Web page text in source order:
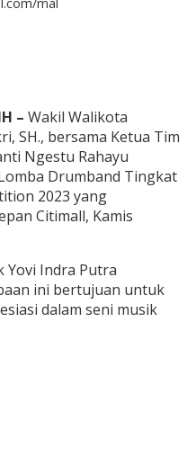
– Wakil Walikota
SH., bersama Ketua Tim
Ngestu Rahayu
Drumband Tingkat
2023 yang
Citimall, Kamis
Yovi Indra Putra
ini bertujuan untuk
dalam seni musik